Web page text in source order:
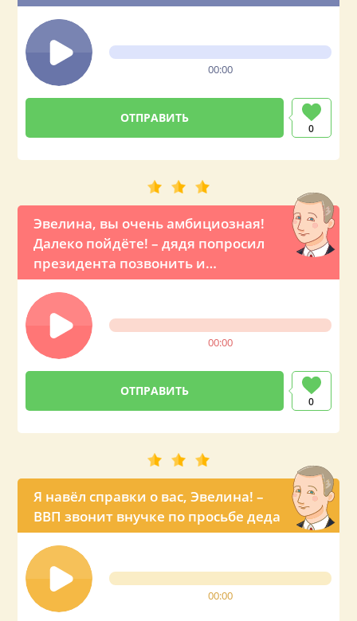
президента России
00:00
0
Эвелина, вы очень амбициозная!
Далеко пойдёте! – дядя попросил
президента позвонить и
оригинально поздравить свою
племянницу с ДР
00:00
0
Я навёл справки о вас, Эвелина! –
ВВП звонит внучке по просьбе деда
00:00